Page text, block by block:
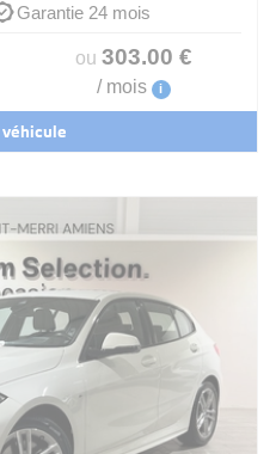
Garantie 24 mois
ou 303.00 €
/ mois i